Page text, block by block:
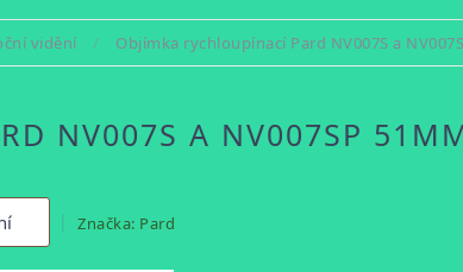
vidění / Objímka rychloupínací Pard NV007S a
NV007S A NV007SP
Značka: Pard